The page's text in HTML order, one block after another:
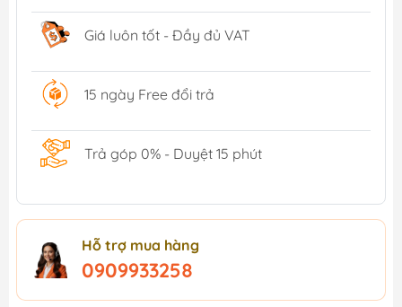
Giá luôn tốt - Đầy đủ VAT
15 ngày Free đổi trả
Trả góp 0% - Duyệt 15 phút
Hỗ trợ mua hàng
0909933258